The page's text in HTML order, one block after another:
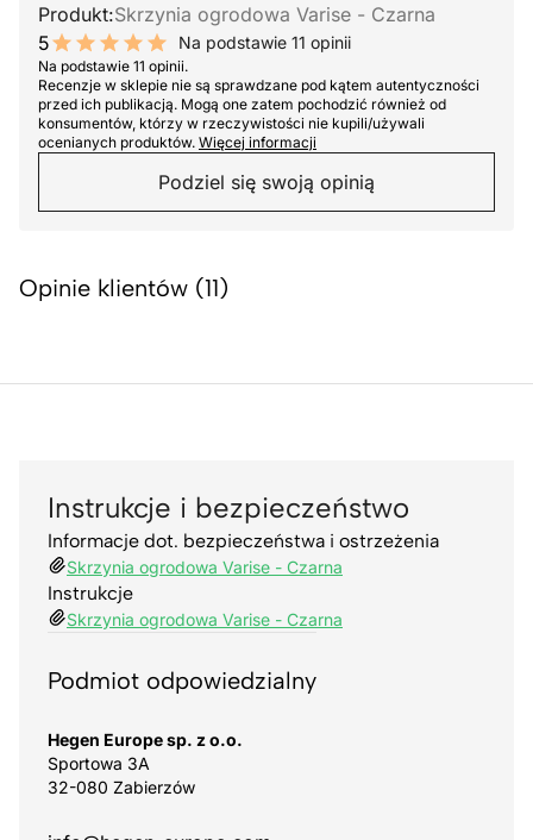
Produkt:Skrzynia ogrodowa Varise - Czarna
5
10 out of 10 stars
Na podstawie 11 opinii
Na podstawie 11 opinii.
Recenzje w sklepie nie są sprawdzane pod kątem autentyczności
przed ich publikacją. Mogą one zatem pochodzić również od
konsumentów, którzy w rzeczywistości nie kupili/używali
ocenianych produktów. Więcej informacji
Podziel się swoją opinią
Opinie klientów (11)
Instrukcje i bezpieczeństwo
Informacje dot. bezpieczeństwa i ostrzeżenia
Skrzynia ogrodowa Varise - Czarna
Instrukcje
Skrzynia ogrodowa Varise - Czarna
Podmiot odpowiedzialny
Hegen Europe sp. z o.o.
Sportowa 3A
32-080 Zabierzów